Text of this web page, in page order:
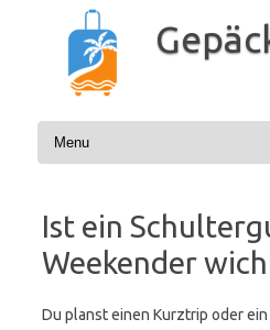
springen
Ist ein
Weekender
Du planst einen Kurztrip oder